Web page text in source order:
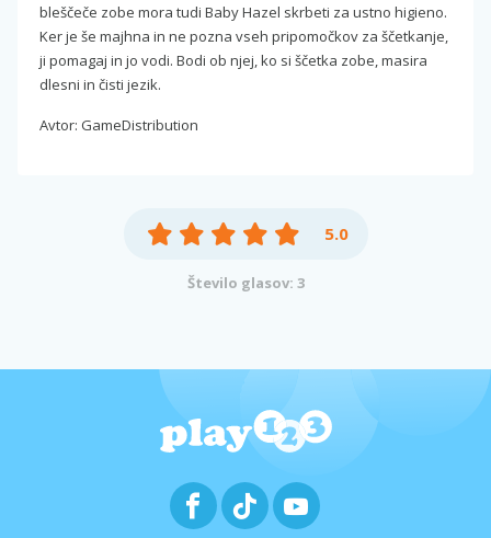
bleščeče zobe mora tudi Baby Hazel skrbeti za ustno higieno.
Ker je še majhna in ne pozna vseh pripomočkov za ščetkanje,
ji pomagaj in jo vodi. Bodi ob njej, ko si ščetka zobe, masira
dlesni in čisti jezik.
Avtor: GameDistribution
5.0
Število glasov: 3